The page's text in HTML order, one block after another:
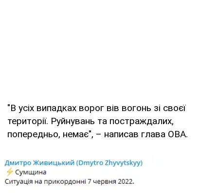
"В усіх випадках ворог вів вогонь зі своєї
території. Руйнувань та постраждалих,
попередньо, немає", – написав глава ОВА.